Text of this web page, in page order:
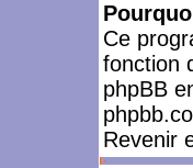
Ce
fonction
phpBB
Revenir